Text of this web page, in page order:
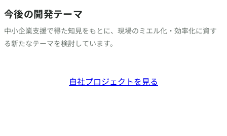
今後の開発テーマ
中小企業支援で得た知見をもとに、現場のミエル化・効率化に資す
る新たなテーマを検討しています。
自社プロジェクトを見る